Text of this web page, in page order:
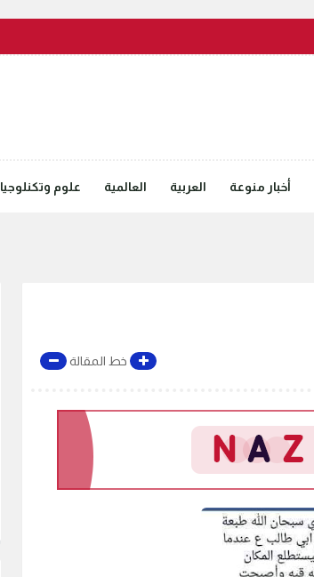
أخبار منوعة العربية العالمية علوم وتكنلوجيا
خط المقالة